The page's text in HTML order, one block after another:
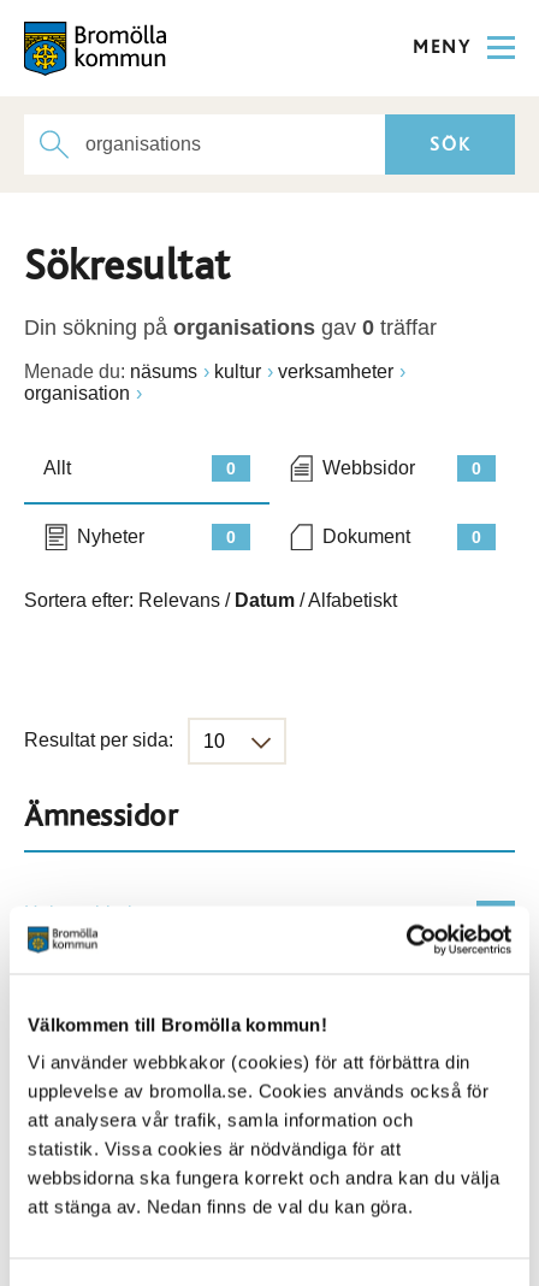
Välkommen till Bromölla kommun!
Vi använder webbkakor (cookies) för att förbättra din
upplevelse av bromolla.se. Cookies används också för
att analysera vår trafik, samla information och
statistik. Vissa cookies är nödvändiga för att
webbsidorna ska fungera korrekt och andra kan du välja
att stänga av. Nedan finns de val du kan göra.
MENY
Sökresultat
Din sökning på organisations gav 0 träffar
Menade du: näsums kultur
verksamheter
organisation
0
Allt 0
Webbsidor
0
Nyheter 0
Dokument
Sortera efter: Relevans / Datum /Alfabetiskt
Resultat per sida:
Ämnessidor
Hela webbplatsen
114
Alla platser